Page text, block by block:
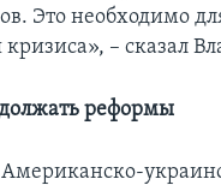
Это необходимо
кризиса», – сказал
реформы